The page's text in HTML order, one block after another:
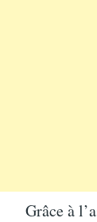
Grâce à